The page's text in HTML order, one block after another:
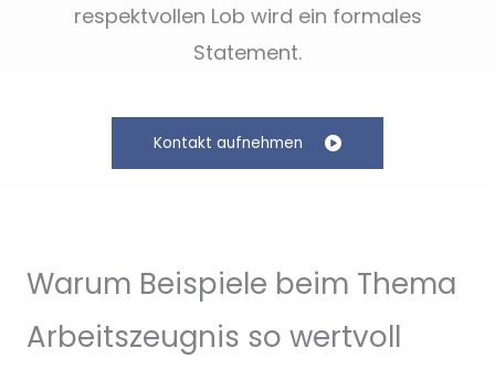
respektvollen Lob wird ein formales
Statement.
Kontakt aufnehmen
Warum Beispiele beim Thema
Arbeitszeugnis so wertvoll